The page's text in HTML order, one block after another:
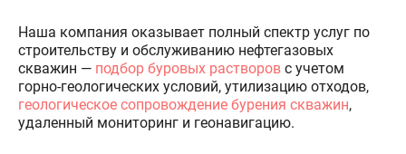
Наша компания оказывает полный спектр услуг по
строительству и обслуживанию нефтегазовых
скважин — подбор буровых растворов с учетом
горно-геологических условий, утилизацию отходов,
геологическое сопровождение бурения скважин,
удаленный мониторинг и геонавигацию.